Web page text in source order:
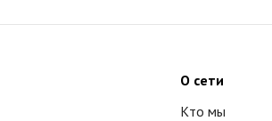
О сети
Кто мы